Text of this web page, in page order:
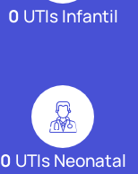
0 UTIs Infantil
0 UTIs Neonatal